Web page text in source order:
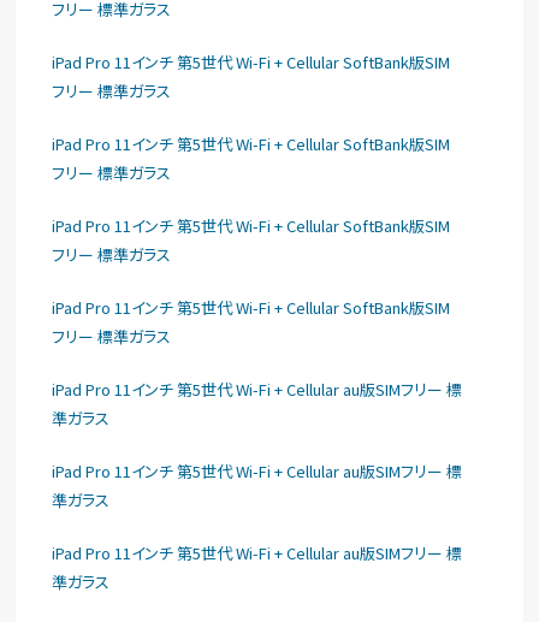
フリー 標準ガラス
iPad Pro 11インチ 第5世代 Wi-Fi + Cellular SoftBank版SIM
フリー 標準ガラス
iPad Pro 11インチ 第5世代 Wi-Fi + Cellular SoftBank版SIM
フリー 標準ガラス
iPad Pro 11インチ 第5世代 Wi-Fi + Cellular SoftBank版SIM
フリー 標準ガラス
iPad Pro 11インチ 第5世代 Wi-Fi + Cellular SoftBank版SIM
フリー 標準ガラス
iPad Pro 11インチ 第5世代 Wi-Fi + Cellular au版SIMフリー 標
準ガラス
iPad Pro 11インチ 第5世代 Wi-Fi + Cellular au版SIMフリー 標
準ガラス
iPad Pro 11インチ 第5世代 Wi-Fi + Cellular au版SIMフリー 標
準ガラス